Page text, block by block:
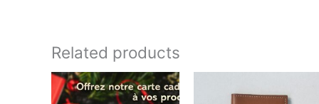
Related products